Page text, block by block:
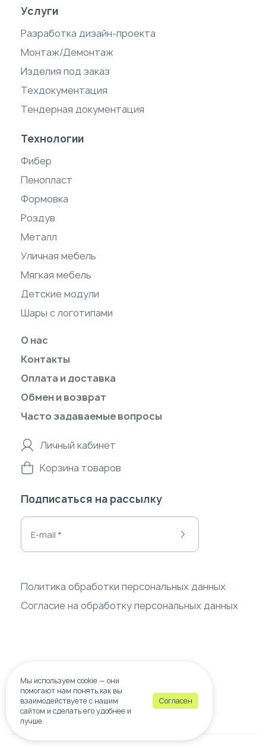
Услуги
Разработка дизайн-проекта
Монтаж/Демонтаж
Изделия под заказ
Техдокументация
Тендерная документация
Технологии
Фибер
Пенопласт
Формовка
Роздув
Металл
Уличная мебель
Мягкая мебель
Детские модули
Шары с логотипами
О нас
Контакты
Оплата и доставка
Обмен и возврат
Часто задаваемые вопросы
Личный кабинет
Корзина товаров
Подписаться на рассылку
Политика обработки персональных данных
Согласие на обработку персональных данных
© 2026 wow-decor.ru
Мы используем cookie— они
помогают нам понять,как вы
взаимодействуете с нашим
сайтом и сделать его удобнее и
лучше.
Согласен